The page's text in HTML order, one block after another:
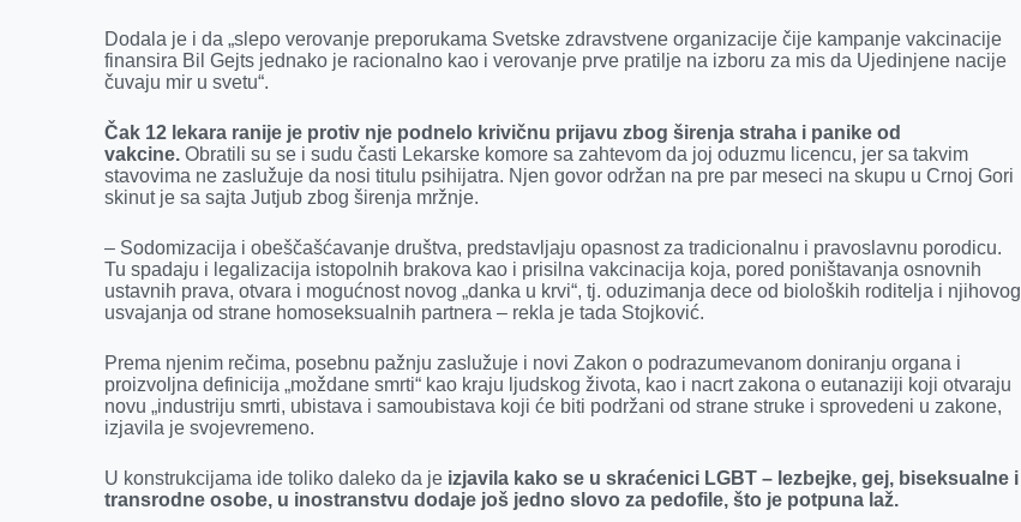
Dodala je i da „slepo verovanje preporukama Svetske zdravstvene organizacije čije kampanje vakcinacije
finansira Bil Gejts jednako je racionalno kao i verovanje prve pratilje na izboru za mis da Ujedinjene nacije
čuvaju mir u svetu“.
Čak 12 lekara ranije je protiv nje podnelo krivičnu prijavu zbog širenja straha i panike od
vakcine.Obratili su se i sudu časti Lekarske komore sa zahtevom da joj oduzmu licencu, jer sa takvim
stavovima ne zaslužuje da nosi titulu psihijatra. Njen govor održan na pre par meseci na skupu u Crnoj Gori
skinut je sa sajta Jutjub zbog širenja mržnje.
– Sodomizacija i obeščašćavanje društva, predstavljaju opasnost za tradicionalnu i pravoslavnu porodicu.
Tu spadaju i legalizacija istopolnih brakova kao i prisilna vakcinacija koja, pored poništavanja osnovnih
ustavnih prava, otvara i mogućnost novog „danka u krvi“, tj. oduzimanja dece od bioloških roditelja i njihovog
usvajanja od strane homoseksualnih partnera – rekla je tada Stojković.
Prema njenim rečima, posebnu pažnju zaslužuje i novi Zakon o podrazumevanom doniranju organa i
proizvoljna definicija „moždane smrti“ kao kraju ljudskog života, kao i nacrt zakona o eutanaziji koji otvaraju
novu „industriju smrti, ubistava i samoubistava koji će biti podržani od strane struke i sprovedeni u zakone,
izjavila je svojevremeno.
U konstrukcijama ide toliko daleko da je izjavila kako se u skraćenici LGBT – lezbejke, gej, biseksualne i
transrodne osobe, u inostranstvu dodaje još jedno slovo za pedofile, što je potpuna laž.